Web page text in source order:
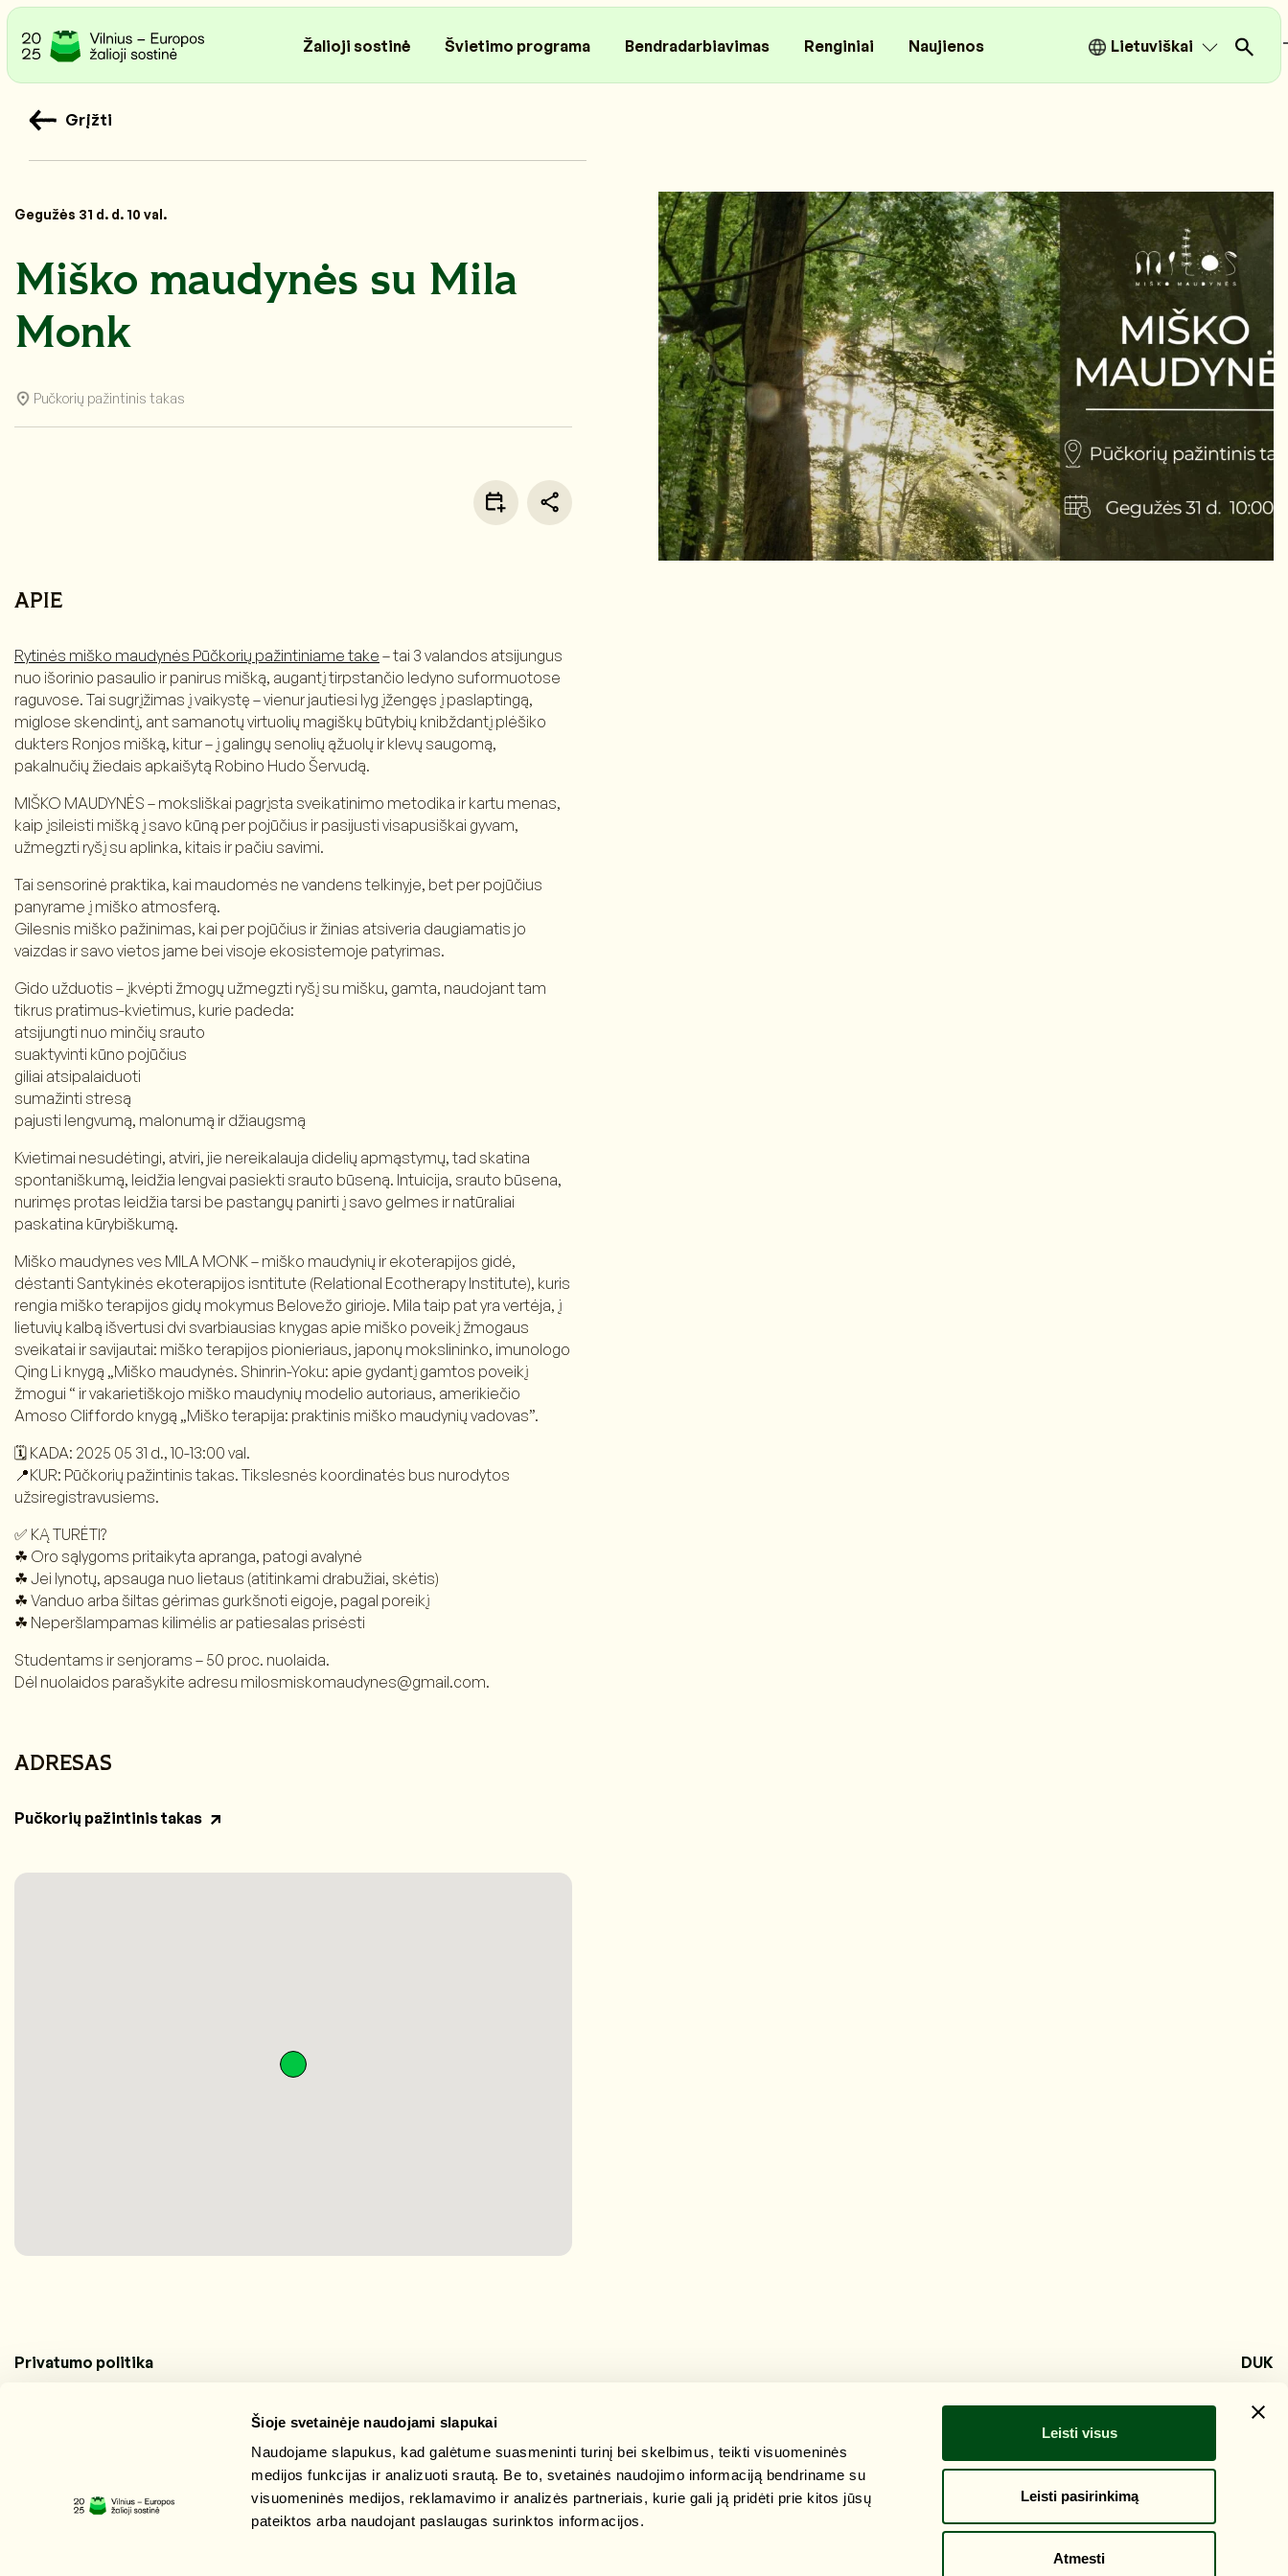
Šioje svetainėje naudojami slapukai
Naudojame slapukus, kad galėtume suasmeninti turinį bei skelbimus, teikti visuomeninės
medijos funkcijas ir analizuoti srautą. Be to, svetainės naudojimo informaciją bendriname su
visuomeninės medijos, reklamavimo ir analizės partneriais, kurie gali ją pridėti prie kitos jūsų
pateiktos arba naudojant paslaugas surinktos informacijos.
Leisti visus
Leisti pasirinkimą
Atmesti
Žalioji sostinė Švietimo programa Bendradarbiavimas Renginiai Naujienos Lietuviškai
Grįžti
Gegužės 31 d. d. 10 val.
Miško maudynės su Mila
Monk
Pučkorių pažintinis takas
APIE
Rytinės miško maudynės Pūčkorių pažintiniame take – tai 3 valandos atsijungus
nuo išorinio pasaulio ir panirus mišką, augantį tirpstančio ledyno suformuotose
raguvose. Tai sugrįžimas į vaikystę – vienur jautiesi lyg įžengęs į paslaptingą,
miglose skendintį, ant samanotų virtuolių magiškų būtybių knibždantį plėšiko
dukters Ronjos mišką, kitur – į galingų senolių ąžuolų ir klevų saugomą,
pakalnučių žiedais apkaišytą Robino Hudo Šervudą.
MIŠKO MAUDYNĖS – moksliškai pagrįsta sveikatinimo metodika ir kartu menas,
kaip įsileisti mišką į savo kūną per pojūčius ir pasijusti visapusiškai gyvam,
užmegzti ryšį su aplinka, kitais ir pačiu savimi.
Tai sensorinė praktika, kai maudomės ne vandens telkinyje, bet per pojūčius
panyrame į miško atmosferą.
Gilesnis miško pažinimas, kai per pojūčius ir žinias atsiveria daugiamatis jo
vaizdas ir savo vietos jame bei visoje ekosistemoje patyrimas.
Gido užduotis – įkvėpti žmogų užmegzti ryšį su mišku, gamta, naudojant tam
tikrus pratimus-kvietimus, kurie padeda:
atsijungti nuo minčių srauto
suaktyvinti kūno pojūčius
giliai atsipalaiduoti
sumažinti stresą
pajusti lengvumą, malonumą ir džiaugsmą
Kvietimai nesudėtingi, atviri, jie nereikalauja didelių apmąstymų, tad skatina
spontaniškumą, leidžia lengvai pasiekti srauto būseną. Intuicija, srauto būsena,
nurimęs protas leidžia tarsi be pastangų panirti į savo gelmes ir natūraliai
paskatina kūrybiškumą.
Miško maudynes ves MILA MONK – miško maudynių ir ekoterapijos gidė,
dėstanti Santykinės ekoterapijos isntitute (Relational Ecotherapy Institute), kuris
rengia miško terapijos gidų mokymus Belovežo girioje. Mila taip pat yra vertėja, į
lietuvių kalbą išvertusi dvi svarbiausias knygas apie miško poveikį žmogaus
sveikatai ir savijautai: miško terapijos pionieriaus, japonų mokslininko, imunologo
Qing Li knygą „Miško maudynės. Shinrin-Yoku: apie gydantį gamtos poveikį
žmogui “ ir vakarietiškojo miško maudynių modelio autoriaus, amerikiečio
Amoso Cliffordo knygą „Miško terapija: praktinis miško maudynių vadovas”.
🗓️ KADA: 2025 05 31 d., 10-13:00 val.
📍KUR: Pūčkorių pažintinis takas. Tikslesnės koordinatės bus nurodytos
užsiregistravusiems.
✅ KĄ TURĖTI?
☘︎ Oro sąlygoms pritaikyta apranga, patogi avalynė
☘︎ Jei lynotų, apsauga nuo lietaus (atitinkami drabužiai, skėtis)
☘︎ Vanduo arba šiltas gėrimas gurkšnoti eigoje, pagal poreikį
☘︎ Neperšlampamas kilimėlis ar patiesalas prisėsti
Studentams ir senjorams – 50 proc. nuolaida.
Dėl nuolaidos parašykite adresu milosmiskomaudynes@gmail.com.
ADRESAS
Pučkorių pažintinis takas
Privatumo politika DUK